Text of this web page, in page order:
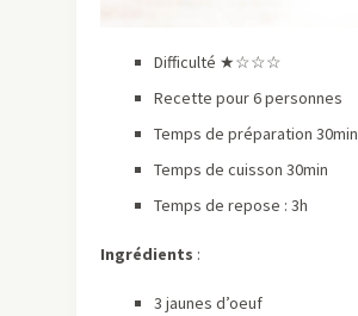
Difficulté ★☆☆☆
Recette pour 6 personnes
Temps de préparation 30min
Temps de cuisson 30min
Temps de repose : 3h
Ingrédients :
3 jaunes d’oeuf